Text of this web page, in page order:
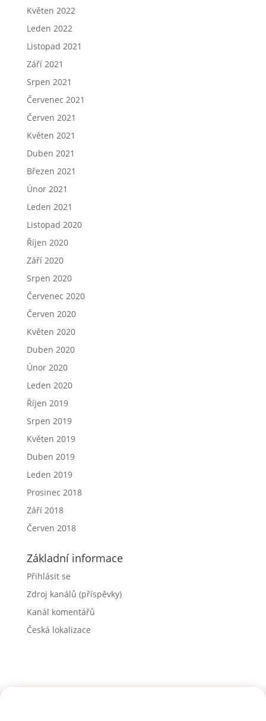
Květen 2022
Leden 2022
Listopad 2021
Září 2021
Srpen 2021
Červenec 2021
Červen 2021
Květen 2021
Duben 2021
Březen 2021
Únor 2021
Leden 2021
Listopad 2020
Říjen 2020
Září 2020
Srpen 2020
Červenec 2020
Červen 2020
Květen 2020
Duben 2020
Únor 2020
Leden 2020
Říjen 2019
Srpen 2019
Květen 2019
Duben 2019
Leden 2019
Prosinec 2018
Září 2018
Červen 2018
Základní informace
Přihlásit se
Zdroj kanálů (příspěvky)
Kanál komentářů
Česká lokalizace